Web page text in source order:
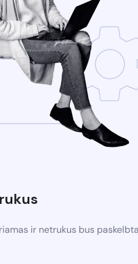
ir netrukus bus